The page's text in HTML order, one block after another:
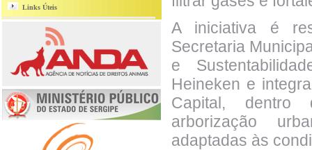
Links Úteis
A iniciativa é
Secretaria
e
Heineken e
Capital, dentro
arborização
adaptadas às